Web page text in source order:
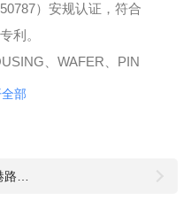
）安规认证，符合
利。
、WAFER、PIN
线对板连接器,C.线对线连接
用于各类家电、电动玩具、
备、薄膜开关,特殊电子、电
部